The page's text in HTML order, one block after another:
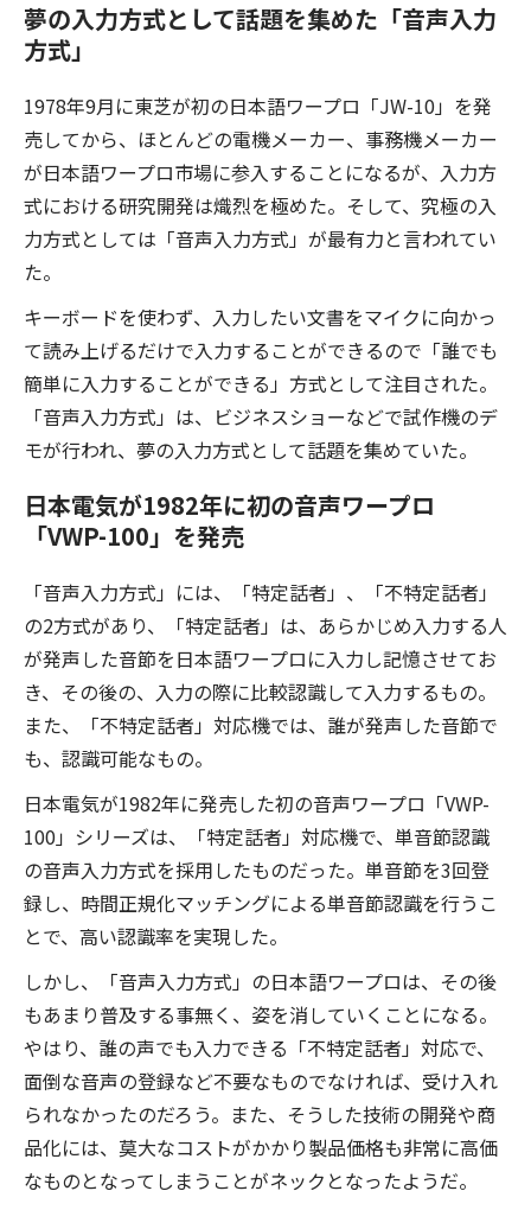
夢の入力方式として話題を集めた「音声入力
方式」
1978年9月に東芝が初の日本語ワープロ「JW-10」を発
売してから、ほとんどの電機メーカー、事務機メーカー
が日本語ワープロ市場に参入することになるが、入力方
式における研究開発は熾烈を極めた。そして、究極の入
力方式としては「音声入力方式」が最有力と言われてい
た。
キーボードを使わず、入力したい文書をマイクに向かっ
て読み上げるだけで入力することができるので「誰でも
簡単に入力することができる」方式として注目された。
「音声入力方式」は、ビジネスショーなどで試作機のデ
モが行われ、夢の入力方式として話題を集めていた。
日本電気が1982年に初の音声ワープロ
「VWP-100」を発売
「音声入力方式」には、「特定話者」、「不特定話者」
の2方式があり、「特定話者」は、あらかじめ入力する人
が発声した音節を日本語ワープロに入力し記憶させてお
き、その後の、入力の際に比較認識して入力するもの。
また、「不特定話者」対応機では、誰が発声した音節で
も、認識可能なもの。
日本電気が1982年に発売した初の音声ワープロ「VWP-
100」シリーズは、「特定話者」対応機で、単音節認識
の音声入力方式を採用したものだった。単音節を3回登
録し、時間正規化マッチングによる単音節認識を行うこ
とで、高い認識率を実現した。
しかし、「音声入力方式」の日本語ワープロは、その後
もあまり普及する事無く、姿を消していくことになる。
やはり、誰の声でも入力できる「不特定話者」対応で、
面倒な音声の登録など不要なものでなければ、受け入れ
られなかったのだろう。また、そうした技術の開発や商
品化には、莫大なコストがかかり製品価格も非常に高価
なものとなってしまうことがネックとなったようだ。